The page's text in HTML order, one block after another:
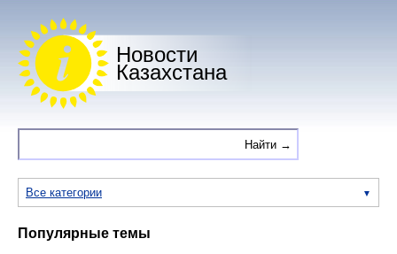
Новости
Казахстана
Все категории
Популярные темы